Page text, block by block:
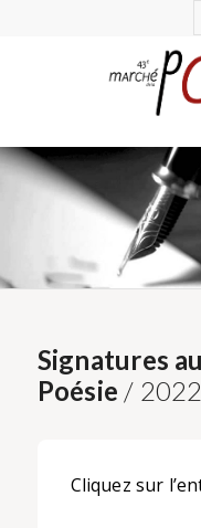
Signatures
Poésie / 2022
Cliquez sur